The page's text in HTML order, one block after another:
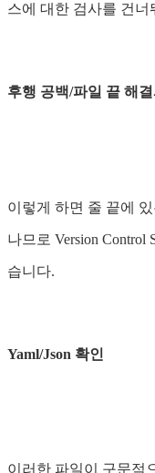
스에 대한 검사를 건
후행 공백/파일 끝 해
이렇게 하면 줄 끝에
나므로 Version
습니다.
Yaml/Json 확인
이러한 파일이 구문적